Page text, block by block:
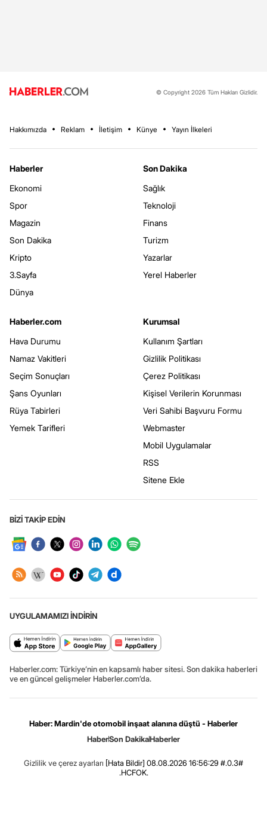
© Copyright 2026 Tüm Hakları Gizlidir.
Hakkımızda Reklam İletişim Künye Yayın İlkeleri
Haberler
Ekonomi
Spor
Magazin
Son Dakika
Kripto
3.Sayfa
Dünya
Son Dakika
Sağlık
Teknoloji
Finans
Turizm
Yazarlar
Yerel Haberler
Haberler.com
Hava Durumu
Namaz Vakitleri
Seçim Sonuçları
Şans Oyunları
Rüya Tabirleri
Yemek Tarifleri
Kurumsal
Kullanım Şartları
Gizlilik Politikası
Çerez Politikası
Kişisel Verilerin Korunması
Veri Sahibi Başvuru Formu
Webmaster
Mobil Uygulamalar
RSS
Sitene Ekle
BİZİ TAKİP EDİN
UYGULAMAMIZI İNDİRİN
Haberler.com: Türkiye’nin en kapsamlı haber sitesi. Son dakika haberleri
ve en güncel gelişmeler Haberler.com’da.
Haber: Mardin'de otomobil inşaat alanına düştü - Haberler
HaberSon DakikaHaberler
Gizlilik ve çerez ayarları [Hata Bildir] 08.08.2026 16:56:29 #.0.3#
.HCFOK.